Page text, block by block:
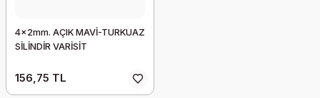
156,00 TL
4x2mm. AÇIK MAVİ-TURKUAZ
SİLİNDİR VARİSİT
156,75 TL